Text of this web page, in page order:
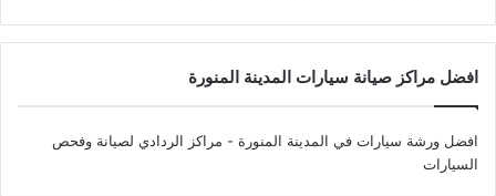
افضل مراكز صيانة سيارات المدينة المنورة
افضل ورشة سيارات في المدينة المنورة - مراكز الردادي لصيانة وفحص
السيارات